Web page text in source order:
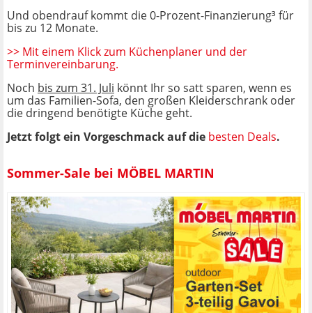
Und obendrauf kommt die 0-Prozent-Finanzierung³ für
bis zu 12 Monate.
>> Mit einem Klick zum Küchenplaner und der
Terminvereinbarung.
Noch bis zum 31. Juli könnt Ihr so satt sparen, wenn es
um das Familien-Sofa, den großen Kleiderschrank oder
die dringend benötigte Küche geht.
Jetzt folgt ein Vorgeschmack auf die besten Deals.
Sommer-Sale bei MÖBEL MARTIN